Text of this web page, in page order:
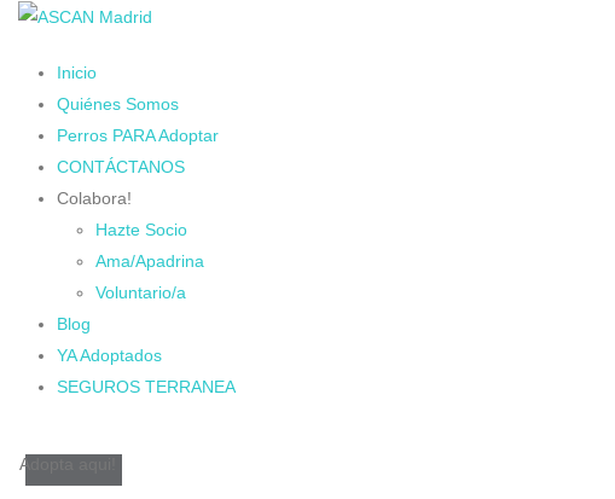
Inicio
Quiénes Somos
Perros PARA Adoptar
CONTÁCTANOS
Colabora!
Hazte Socio
Ama/Apadrina
Voluntario/a
Blog
YA Adoptados
SEGUROS TERRANEA
Adopta aqui!